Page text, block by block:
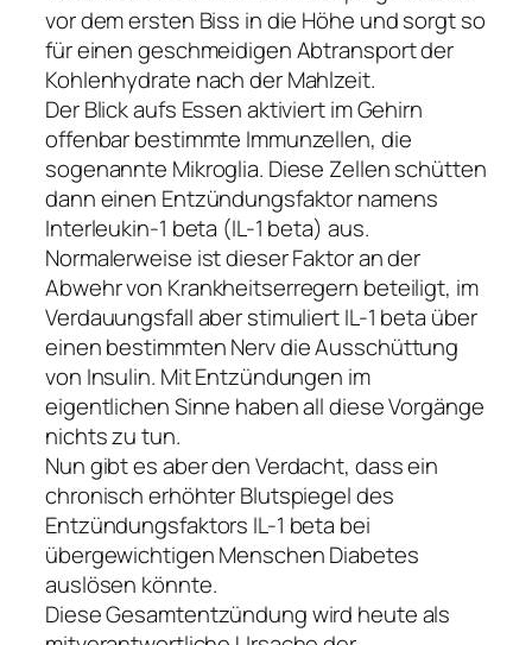
vor dem ersten Biss in die Höhe und sorgt so
für einen geschmeidigen Abtransport der
Kohlenhydrate nach der Mahlzeit.
Der Blick aufs Essen aktiviert im Gehirn
offenbar bestimmte Immunzellen, die
sogenannte Mikroglia. Diese Zellen schütten
dann einen Entzündungsfaktor namens
Interleukin-1 beta (IL-1 beta) aus.
Normalerweise ist dieser Faktor an der
Abwehr von Krankheitserregern beteiligt, im
Verdauungsfall aber stimuliert IL-1 beta über
einen bestimmten Nerv die Ausschüttung
von Insulin. Mit Entzündungen im
eigentlichen Sinne haben all diese Vorgänge
nichts zu tun.
Nun gibt es aber den Verdacht, dass ein
chronisch erhöhter Blutspiegel des
Entzündungsfaktors IL-1 beta bei
übergewichtigen Menschen Diabetes
auslösen könnte.
Diese Gesamtentzündung wird heute als